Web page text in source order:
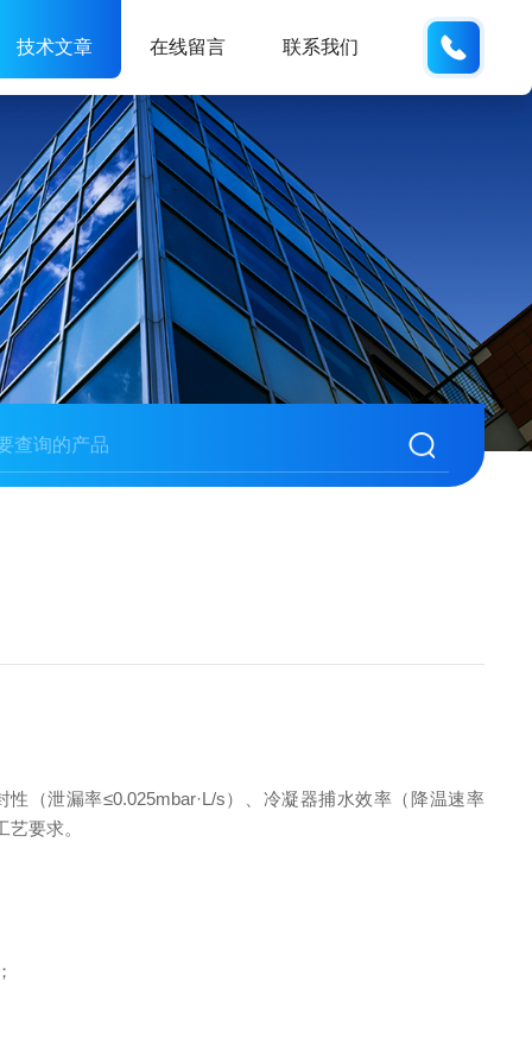
技术文章 在线留言 联系我们
（泄漏率≤0.025mbar·L/s）、冷凝器捕水效率（降温速率
要求。